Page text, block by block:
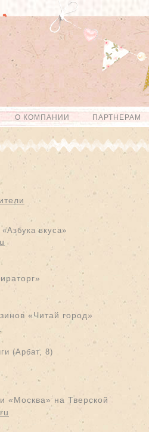
О КОМПАНИИ ПАРТНЕРАМ
вкуса»
«Читай город»
(Арбат, 8)
«Москва» на Тверской